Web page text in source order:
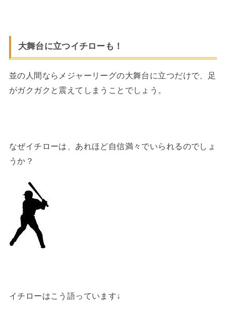
大舞台に立つイチローも！
並の人間ならメジャーリーグの大舞台に立つだけで、足
がガクガクと震えてしまうことでしょう。
なぜイチローは、あれほど自信満々でいられるのでしょ
うか？
イチローはこう語っています↓